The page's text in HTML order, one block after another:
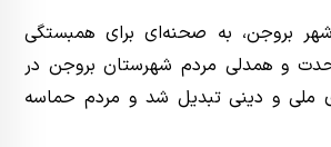
بروجن، به صحنه‌ای برای همبستگی
و همدلی مردم شهرستان بروجن در
ملی و دینی تبدیل شد و مردم حماسه